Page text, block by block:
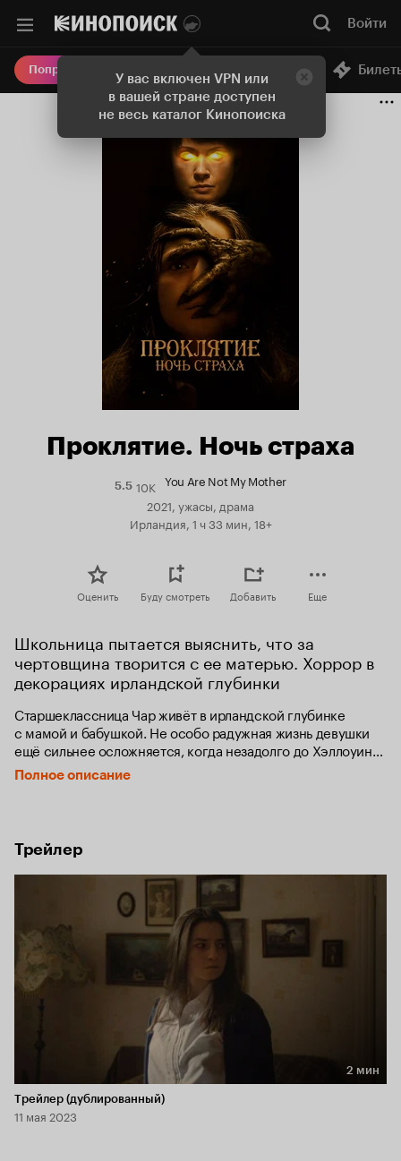
У вас включен VPN или
в вашей стране доступен
не весь каталог Кинопоиска
Войти
Попробовать Плюс Онлайн-кинотеатр
Проклятие. Ночь страха
5.5Рейтинг
Кинопоиска
10K You Are Not My Mother
2021, ужасы, драма
Ирландия, 1 ч 33 мин, 18+
Оценить Буду смотреть Добавить Еще
Школьница пытается выяснить, что за
чертовщина творится с ее матерью. Хоррор в
декорациях ирландской глубинки
Старшеклассница Чар живёт в ирландской глубинке
с мамой и бабушкой. Не особо радужная жизнь девушки
ещё сильнее осложняется, когда незадолго до Хэллоуина
мать внезапно пропадает и вскоре так же неожиданно
объявляется живая и вроде бы здоровая. Но чем ближе
Полное описание
Трейлер
Длительность 2 мин
2 мин
Трейлер (дублированный)
11 мая 2023